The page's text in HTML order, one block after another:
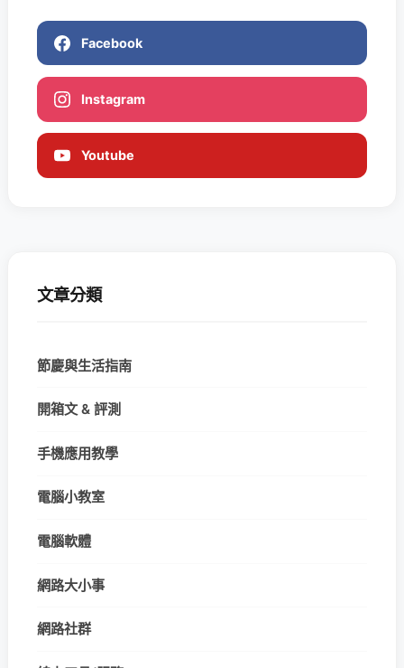
Facebook
Instagram
Youtube
文章分類
節慶與生活指南
開箱文 & 評測
手機應用教學
電腦小教室
電腦軟體
網路大小事
網路社群